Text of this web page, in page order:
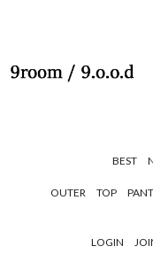
BEST
OUTER TOP
LOGIN